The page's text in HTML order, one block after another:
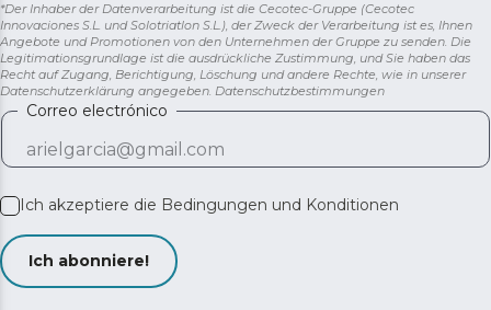
*Der Inhaber der Datenverarbeitung ist die Cecotec-Gruppe (Cecotec
Innovaciones S.L. und Solotriatlon S.L.), der Zweck der Verarbeitung ist es, Ihnen
Angebote und Promotionen von den Unternehmen der Gruppe zu senden. Die
Legitimationsgrundlage ist die ausdrückliche Zustimmung, und Sie haben das
Recht auf Zugang, Berichtigung, Löschung und andere Rechte, wie in unserer
Datenschutzerklärung angegeben. Datenschutzbestimmungen
Correo electrónico
Ich akzeptiere die Bedingungen und Konditionen
Ich abonniere!